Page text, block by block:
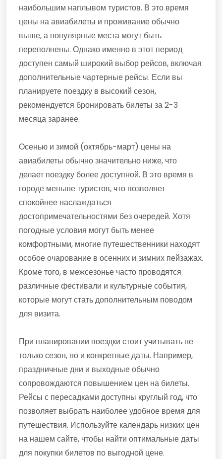
наибольшим наплывом туристов. В это время
цены на авиабилеты и проживание обычно
выше, а популярные места могут быть
переполнены. Однако именно в этот период
доступен самый широкий выбор рейсов, включая
дополнительные чартерные рейсы. Если вы
планируете поездку в высокий сезон,
рекомендуется бронировать билеты за 2-3
месяца заранее.
Осенью и зимой (октябрь-март) цены на
авиабилеты обычно значительно ниже, что
делает поездку более доступной. В это время в
городе меньше туристов, что позволяет
спокойнее наслаждаться
достопримечательностями без очередей. Хотя
погодные условия могут быть менее
комфортными, многие путешественники находят
особое очарование в осенних и зимних пейзажах.
Кроме того, в межсезонье часто проводятся
различные фестивали и культурные события,
которые могут стать дополнительным поводом
для визита.
При планировании поездки стоит учитывать не
только сезон, но и конкретные даты. Например,
праздничные дни и выходные обычно
сопровождаются повышением цен на билеты.
Рейсы с пересадками доступны круглый год, что
позволяет выбрать наиболее удобное время для
путешествия. Используйте календарь низких цен
на нашем сайте, чтобы найти оптимальные даты
для покупки билетов по выгодной цене.